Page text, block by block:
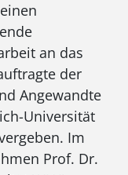
an das
der
Angewandte
Universität
Im
Prof. Dr.